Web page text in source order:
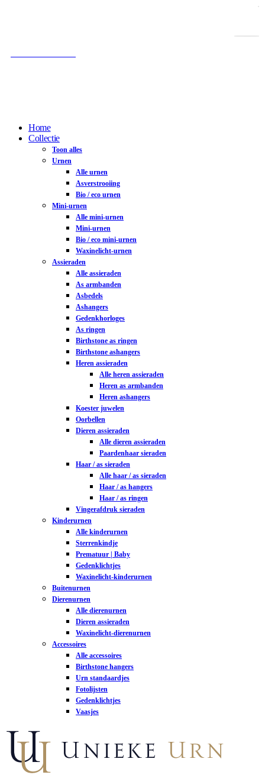
Home
Collectie
Toon alles
Urnen
Alle urnen
Asverstrooiing
Bio / eco urnen
Mini-urnen
Alle mini-urnen
Mini-urnen
Bio / eco mini-urnen
Waxinelicht-urnen
Assieraden
Alle assieraden
As armbanden
Asbedels
Ashangers
Gedenkhorloges
As ringen
Birthstone as ringen
Birthstone ashangers
Heren assieraden
Alle heren assieraden
Heren as armbanden
Heren ashangers
Koester juwelen
Oorbellen
Dieren assieraden
Alle dieren assieraden
Paardenhaar sieraden
Haar / as sieraden
Alle haar / as sieraden
Haar / as hangers
Haar / as ringen
Vingerafdruk sieraden
Kinderurnen
Alle kinderurnen
Sterrenkindje
Prematuur | Baby
Gedenklichtjes
Waxinelicht-kinderurnen
Buitenurnen
Dierenurnen
Alle dierenurnen
Dieren assieraden
Waxinelicht-dierenurnen
Accessoires
Alle accessoires
Birthstone hangers
Urn standaardjes
Fotolijsten
Gedenklichtjes
Vaasjes